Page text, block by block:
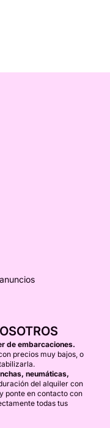
de embarcaciones.
precios muy bajos, o
neumáticas,
del alquiler con
ponte en contacto con
todas tus